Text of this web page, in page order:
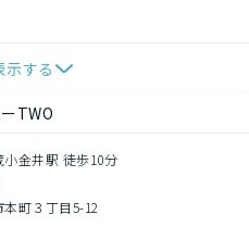
示する
TWO
金井駅 徒歩10分
町３丁目5-12